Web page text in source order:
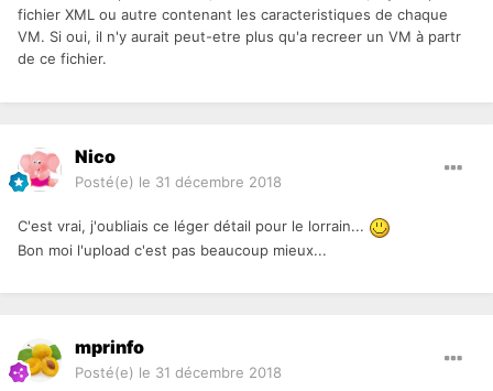
fichier XML ou autre contenant les caracteristiques de chaque
VM. Si oui, il n'y aurait peut-etre plus qu'a recreer un VM à partr
de ce fichier.
Nico
Posté(e) le 31 décembre 2018
C'est vrai, j'oubliais ce léger détail pour le lorrain...
Bon moi l'upload c'est pas beaucoup mieux...
mprinfo
Posté(e) le 31 décembre 2018